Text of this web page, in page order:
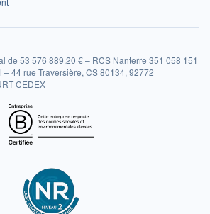
de 53 576 889,20 € – RCS Nanterre 351 058 151
– 44 rue Traversière, CS 80134, 92772
CEDEX